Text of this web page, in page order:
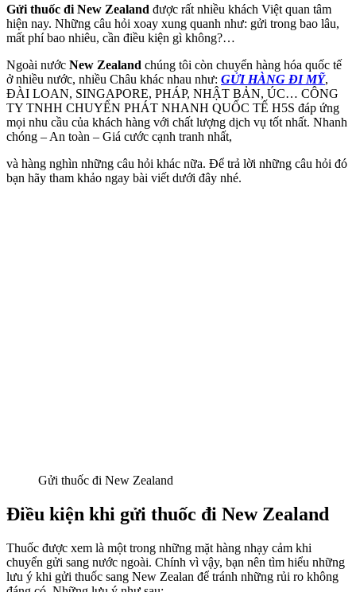
Gửi thuốc đi New Zealand được rất nhiều khách Việt quan tâm
hiện nay. Những câu hỏi xoay xung quanh như: gửi trong bao lâu,
mất phí bao nhiêu, cần điều kiện gì không?…
Ngoài nước New Zealand chúng tôi còn chuyển hàng hóa quốc tế
ở nhiều nước, nhiều Châu khác nhau như: GỬI HÀNG ĐI MỸ,
ĐÀI LOAN, SINGAPORE, PHÁP, NHẬT BẢN, ÚC… CÔNG
TY TNHH CHUYỂN PHÁT NHANH QUỐC TẾ H5S đáp ứng
mọi nhu cầu của khách hàng với chất lượng dịch vụ tốt nhất. Nhanh
chóng – An toàn – Giá cước cạnh tranh nhất,
và hàng nghìn những câu hỏi khác nữa. Để trả lời những câu hỏi đó
bạn hãy tham khảo ngay bài viết dưới đây nhé.
Gửi thuốc đi New Zealand
Điều kiện khi gửi thuốc đi New Zealand
Thuốc được xem là một trong những mặt hàng nhạy cảm khi
chuyển gửi sang nước ngoài. Chính vì vậy, bạn nên tìm hiểu những
lưu ý khi gửi thuốc sang New Zealan để tránh những rủi ro không